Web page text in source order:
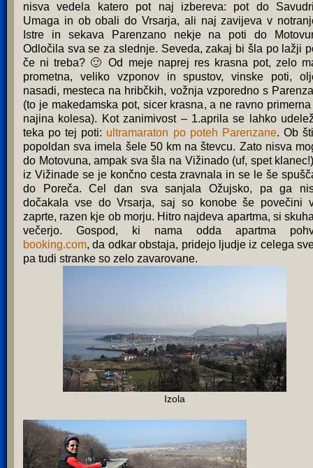
nisva vedela katero pot naj izbereva: pot do
Umaga in ob obali do Vrsarja, ali naj zavijeva v
Istre in sekava Parenzano nekje na poti do
Odločila sva se za slednje. Seveda, zakaj bi šla po lažji
če ni treba? 🙂 Od meje naprej res krasna pot, zelo
prometna, veliko vzponov in spustov, vinske poti,
nasadi, mesteca na hribčkih, vožnja vzporedno s
(to je makedamska pot, sicer krasna, a ne ravno
najina kolesa). Kot zanimivost – 1.aprila se lahko
teka po tej poti: ultramaraton po poteh Parenzane. Ob
popoldan sva imela šele 50 km na števcu. Zato nisva
do Motovuna, ampak sva šla na Vižinado (uf, spet
iz Vižinade se je končno cesta zravnala in se le še
do Poreča. Cel dan sva sanjala Ožujsko, pa ga
dočakala vse do Vrsarja, saj so konobe še povečini
zaprte, razen kje ob morju. Hitro najdeva apartma, si
večerjo. Gospod, ki nama odda apartma
booking.com, da odkar obstaja, pridejo ljudje iz celega
pa tudi stranke so zelo zavarovane.
Izola